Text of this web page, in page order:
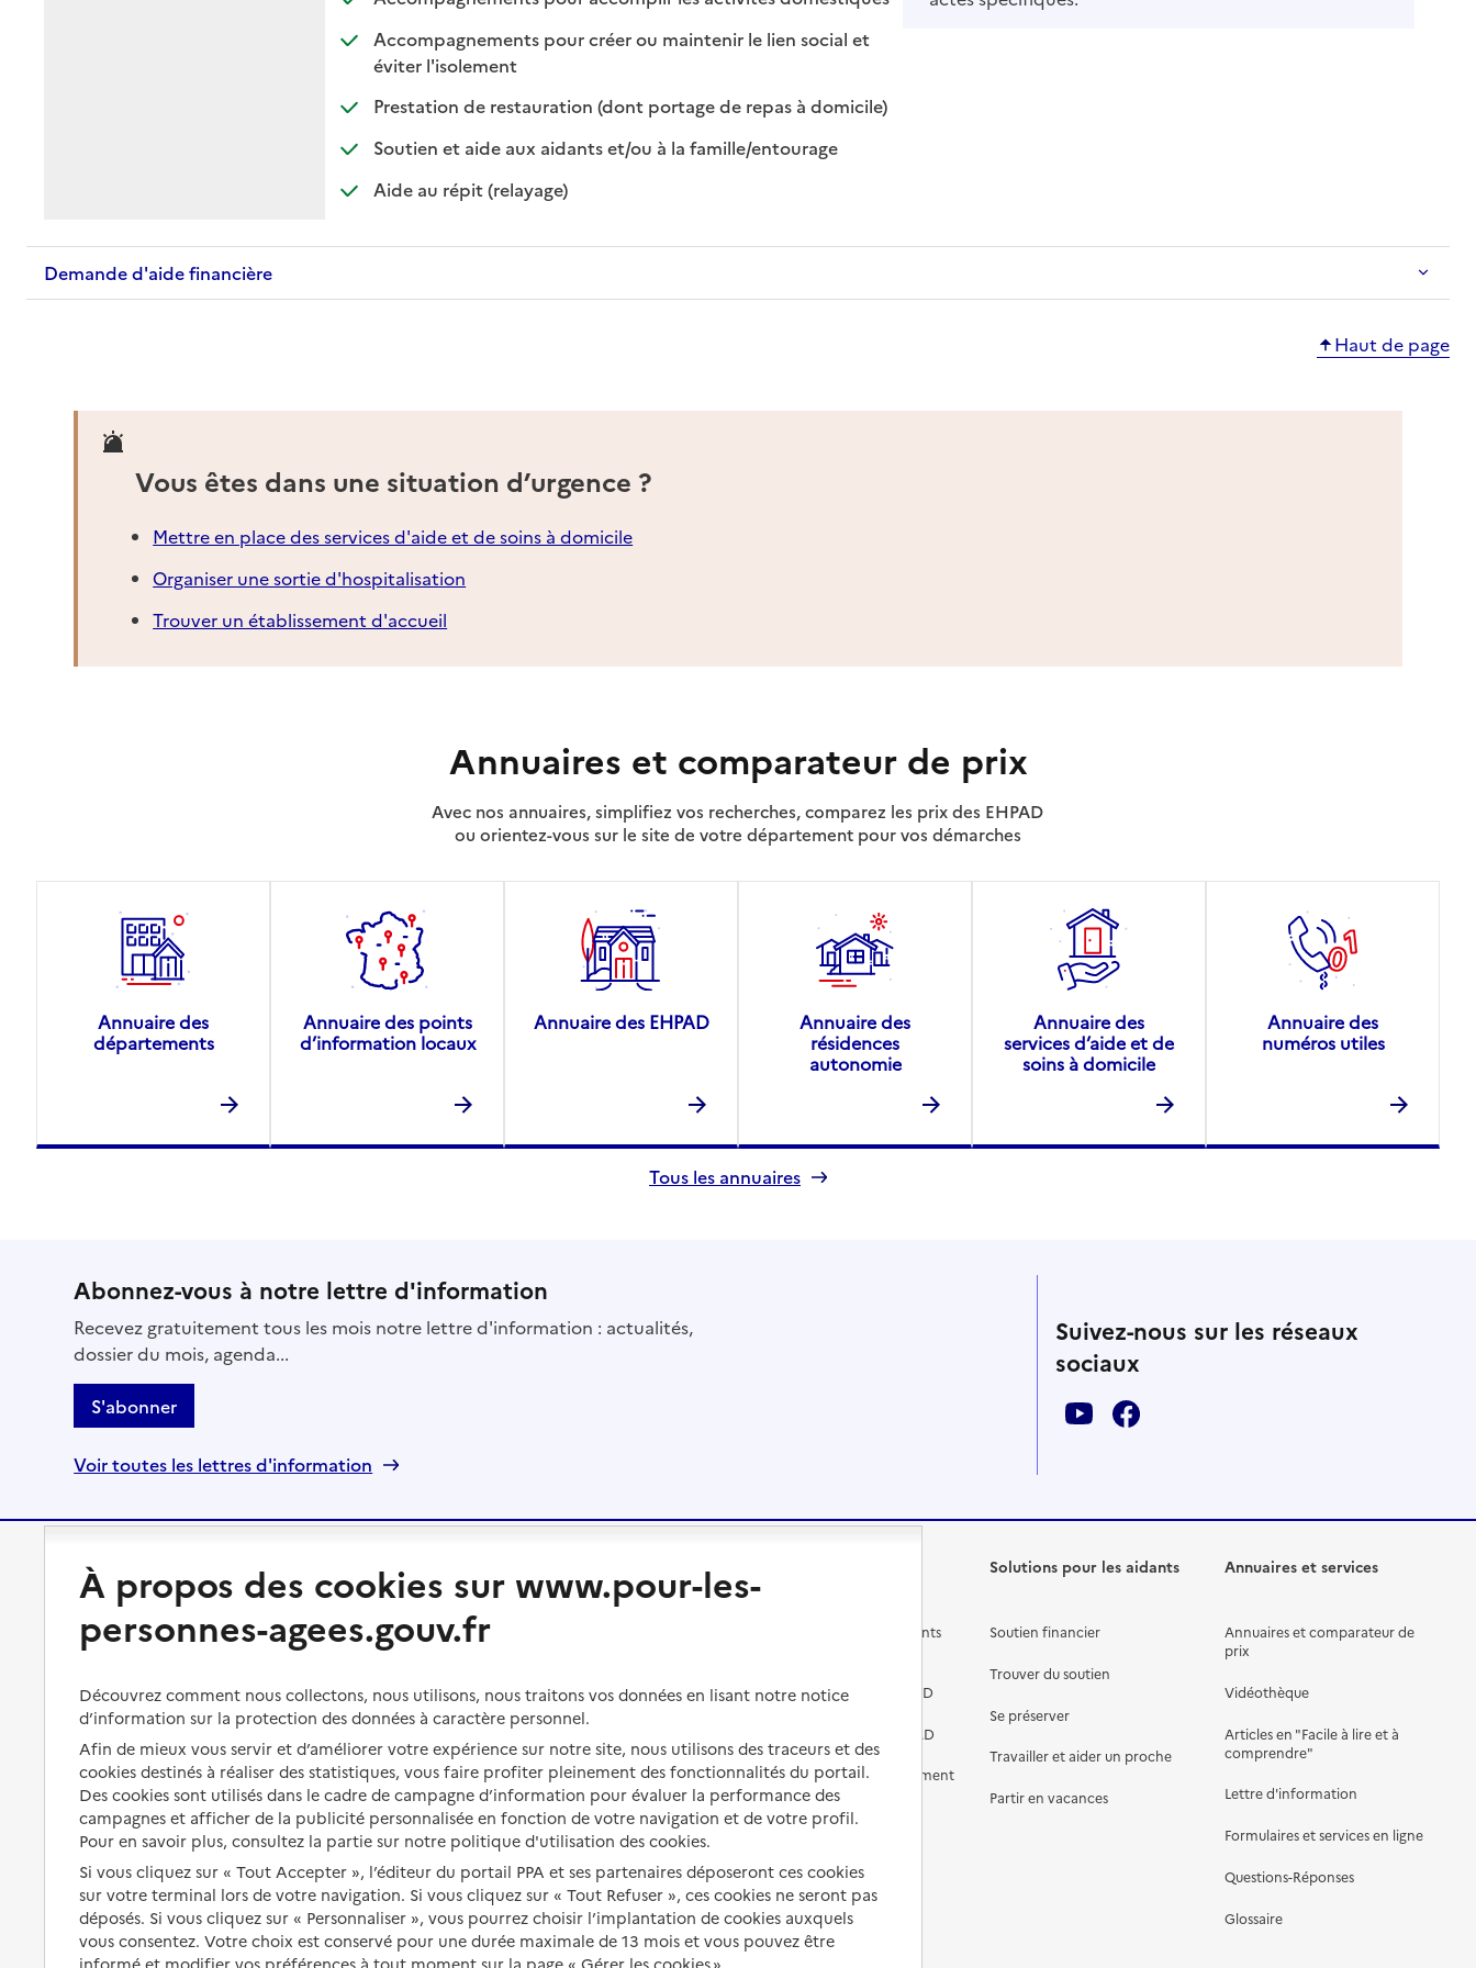
Accompagnements pour créer ou maintenir le lien social et
éviter l'isolement: disponible
: non disponible
Prestation de restauration (dont portage de repas à domicile): disponible
: non disponible
Soutien et aide aux aidants et/ou à la famille/entourage: disponible
: non disponible
Aide au répit (relayage): disponible
: non disponible
Demande d'aide financière
Haut de page
Vous êtes dans une situation d’urgence ?
Mettre en place des services d'aide et de soins à domicile
Organiser une sortie d'hospitalisation
Trouver un établissement d'accueil
Annuaires et comparateur de prix
Avec nos annuaires, simplifiez vos recherches, comparez les prix des EHPAD
ou orientez-vous sur le site de votre département pour vos démarches
Annuaire des
départements
Annuaire des points
d’information locaux
Annuaire des EHPAD
Annuaire des
résidences
autonomie
Annuaire des
services d’aide et de
soins à domicile
Annuaire des
numéros utiles
Tous les annuaires
Abonnez-vous à notre lettre d'information
Recevez gratuitement tous les mois notre lettre d'information : actualités,
dossier du mois, agenda...
S'abonner
Voir toutes les lettres d'information
Suivez-nous sur les réseaux
sociaux
Préserver son autonomie
Perte d'autonomie : évaluation
et droits
Aménager son logement et
s'équiper
Préserver son autonomie et sa
santé
Organiser à l'avance sa propre
protection
Les mesures de protection
Les obligations de la famille
À qui s’adresser ?
Bénéficier d'aide à domicile
Aides financières
Solutions d'accueil temporaire
Partager son logement
Vivre à domicile avec une
maladie ou un handicap
Être hospitalisé
Fin de vie à domicile
services pour seniors
Vivre en accueil familial
Autres solutions de logement
Les différents établissements
Préparer l'entrée en EHPAD
Aides financières en EHPAD
Prévention, accompagnement
et soins
Comprendre les prix en
Droits en EHPAD
Fin de vie en EHPAD
Solutions pour les aidants
Soutien financier
Trouver du soutien
Se préserver
Travailler et aider un proche
Partir en vacances
Annuaires et services
Annuaires et comparateur de
prix
Vidéothèque
Articles en "Facile à lire et à
comprendre"
Lettre d'information
Formulaires et services en ligne
Questions-Réponses
Glossaire
À propos des cookies sur www.pour-les-
personnes-agees.gouv.fr
Découvrez comment nous collectons, nous utilisons, nous traitons vos données en lisant notre notice
d’information sur la protection des données à caractère personnel.
Afin de mieux vous servir et d’améliorer votre expérience sur notre site, nous utilisons des traceurs et des
cookies destinés à réaliser des statistiques, vous faire profiter pleinement des fonctionnalités du portail.
Des cookies sont utilisés dans le cadre de campagne d’information pour évaluer la performance des
campagnes et afficher de la publicité personnalisée en fonction de votre navigation et de votre profil.
Pour en savoir plus, consultez la partie sur notre politique d'utilisation des cookies.
Si vous cliquez sur « Tout Accepter », l’éditeur du portail PPA et ses partenaires déposeront ces cookies
sur votre terminal lors de votre navigation. Si vous cliquez sur « Tout Refuser », ces cookies ne seront pas
déposés. Si vous cliquez sur « Personnaliser », vous pourrez choisir l’implantation de cookies auxquels
vous consentez. Votre choix est conservé pour une durée maximale de 13 mois et vous pouvez être